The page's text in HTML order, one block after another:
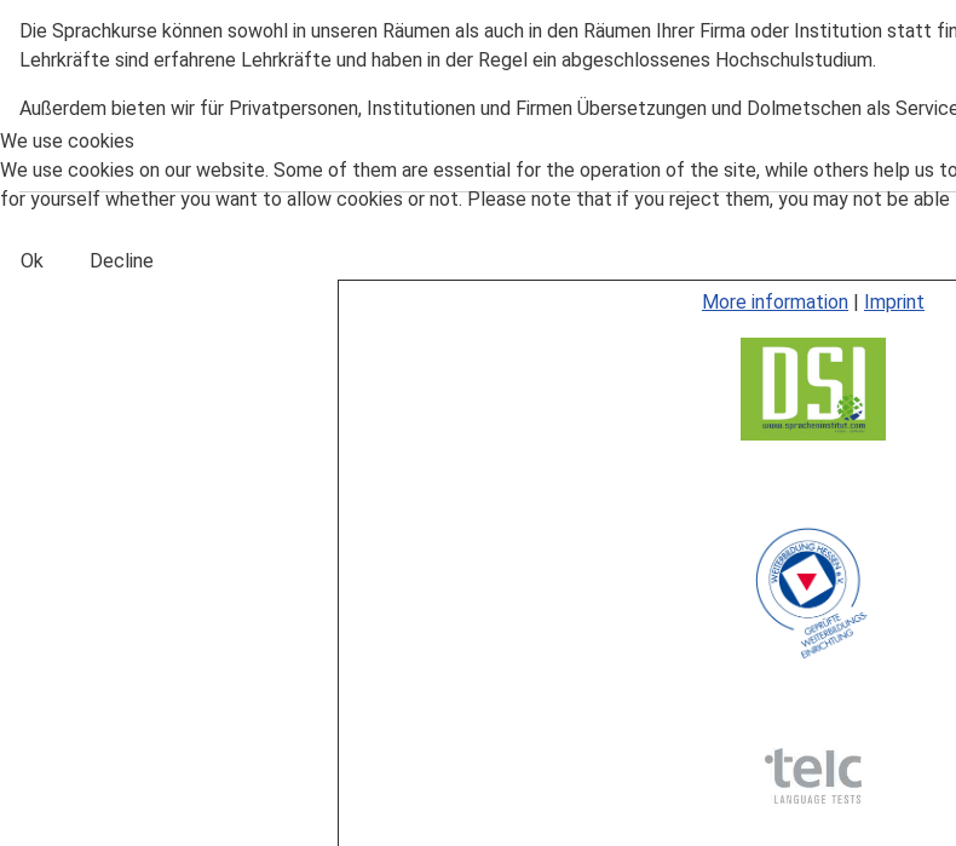
Die Sprachkurse können sowohl in unseren Räumen als auch in den Räumen Ihrer Firma oder Institution statt
Lehrkräfte sind erfahrene Lehrkräfte und haben in der Regel ein abgeschlossenes Hochschulstudium.
Außerdem bieten wir für Privatpersonen, Institutionen und Firmen Übersetzungen und Dolmetschen als
We use cookies
We use cookies on our website. Some of them are essential for the operation of the site, while others help us
for yourself whether you want to allow cookies or not. Please note that if you reject them, you may not be
Ok
Decline
More information | Imprint